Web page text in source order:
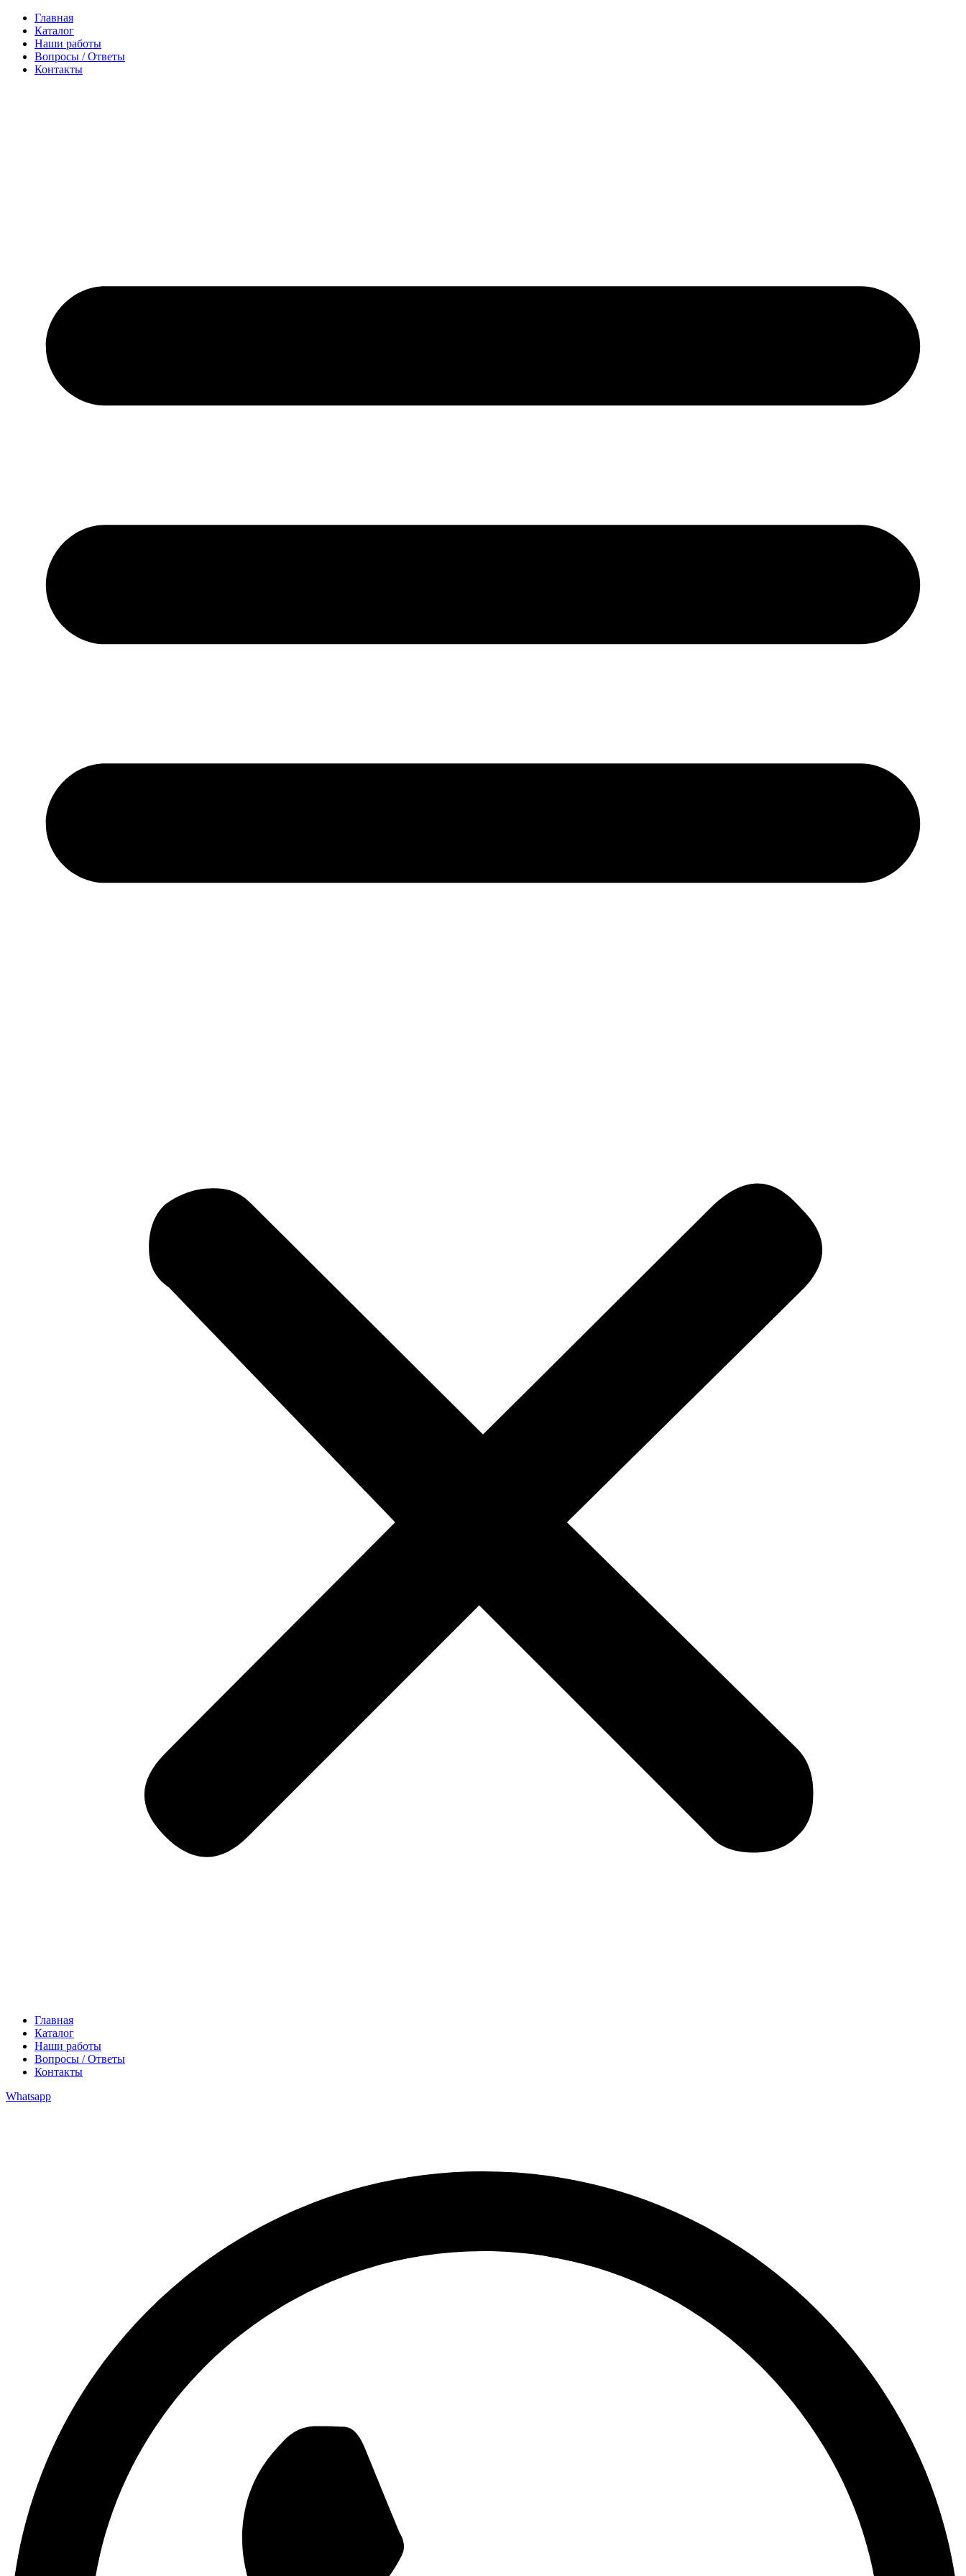
Перейти
содержимому
Главная
Каталог
Наши работы
Вопросы / Ответы
Контакты
Главная
Каталог
Наши работы
Вопросы / Ответы
Контакты
Whatsapp